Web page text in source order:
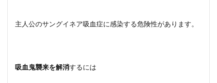
主人公のサングイネア吸血症に感染する危険性があります。
吸血鬼襲来を解消するには